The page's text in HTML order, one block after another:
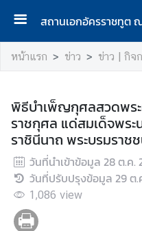
สถานเอกอัครราชทูต
ห
น้
แ
ร
ก
ส
ถ
น
เ
หน้าแรก ข่าว ข่าว | กิจ
พิธีบำเพ็ญกุศลสวดพร
ราชกุศล แด่สมเด็จพระ
ราชินีนาถ พระบรมรา
วันที่นำเข้าข้อมูล 28 ต.ค.
วันที่ปรับปรุงข้อมูล 29 ต.
1,086 view